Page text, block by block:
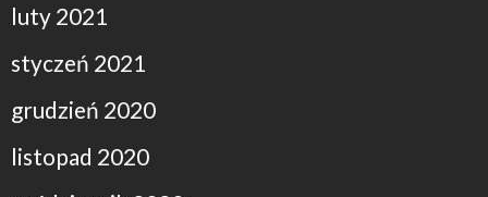
luty 2021
styczeń 2021
grudzień 2020
listopad 2020